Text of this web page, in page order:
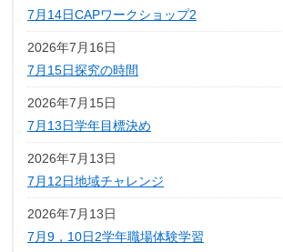
7月14日CAPワークショップ2
2026年7月16日
7月15日探究の時間
2026年7月15日
7月13日学年目標決め
2026年7月13日
7月12日地域チャレンジ
2026年7月13日
7月9，10日2学年職場体験学習